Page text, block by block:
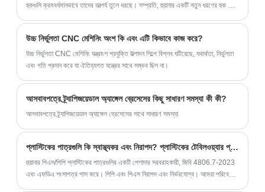
হুকগুলি ক্রমবর্ধমানভাবে তাদের তাত্পর্য তুলে ধরছে। সম্প্রতি, হুয়ানার একটি নতুন ধরণের হুক তৈরি
উচ্চ নির্ভুলতা CNC মেশিনিং অংশ কি এবং এটি কিভাবে কাজ করে?
উচ্চ নির্ভুলতা CNC মেশিনিং যন্ত্রাংশ প্রযুক্তি উত্পাদন শিল্পে বিপ্লব ঘটিয়েছে, যথার্থতা, নির্ভুলতা
এবং গতি প্রদান করে যা ঐতিহ্যগত যন্ত্রের সাথে সম্ভব ছিল না।
আসবাবপত্রে ট্র্যাপিজয়েডাল অ্যাঙ্গেল ব্রেসেসের কিছু সাধারণ সমস্যা কী কী?
আসবাবপত্রে ট্র্যাপিজয়েডাল অ্যাঙ্গেল ব্রেসেসের সাথে সাধারণ সমস্যা
প্লাস্টিকের পাত্রগুলি কি স্বাস্থ্যকর এবং নিরাপদ? প্লাস্টিকের টেবিলওয়্যার প্রতিস্থাপন কী?
হুয়ানার পিএস/পিপি প্লাস্টিকের পাত্রগুলির একটি পেশাদার সরবরাহকারী, জিবি 4806.7-2023
এবং এফডিএ শংসাপত্র পাস করে। পিপি এবং পিএস নিরাপদ এবং নির্ভরযোগ্য। আমরা পরিবেশ